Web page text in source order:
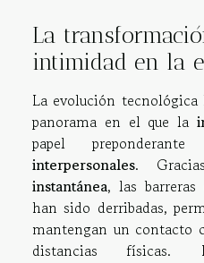
La
intimidad en la
La evolución tecnológica
panorama en el que la
papel
interpersonales.
instantánea, las
han sido derribadas,
mantengan un contacto
distancias físicas.